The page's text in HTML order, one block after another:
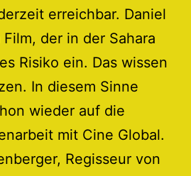
erreichbar. Daniel
der in der Sahara
Risiko ein. Das wissen
In diesem Sinne
wieder auf die
mit Cine Global.
Regisseur von